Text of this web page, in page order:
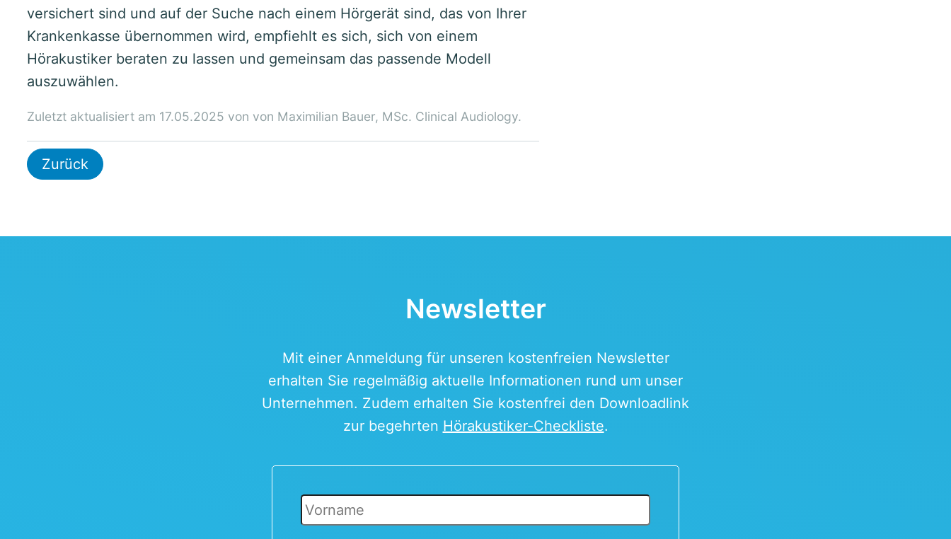
versichert sind und auf der Suche nach einem Hörgerät sind, das von Ihrer
Krankenkasse übernommen wird, empfiehlt es sich, sich von einem
Hörakustiker beraten zu lassen und gemeinsam das passende Modell
auszuwählen.
Zuletzt aktualisiert am 17.05.2025 von von Maximilian Bauer, MSc. Clinical Audiology.
Zurück
Newsletter
Mit einer Anmeldung für unseren kostenfreien Newsletter
erhalten Sie regelmäßig aktuelle Informationen rund um unser
Unternehmen. Zudem erhalten Sie kostenfrei den Downloadlink
zur begehrten Hörakustiker-Checkliste.